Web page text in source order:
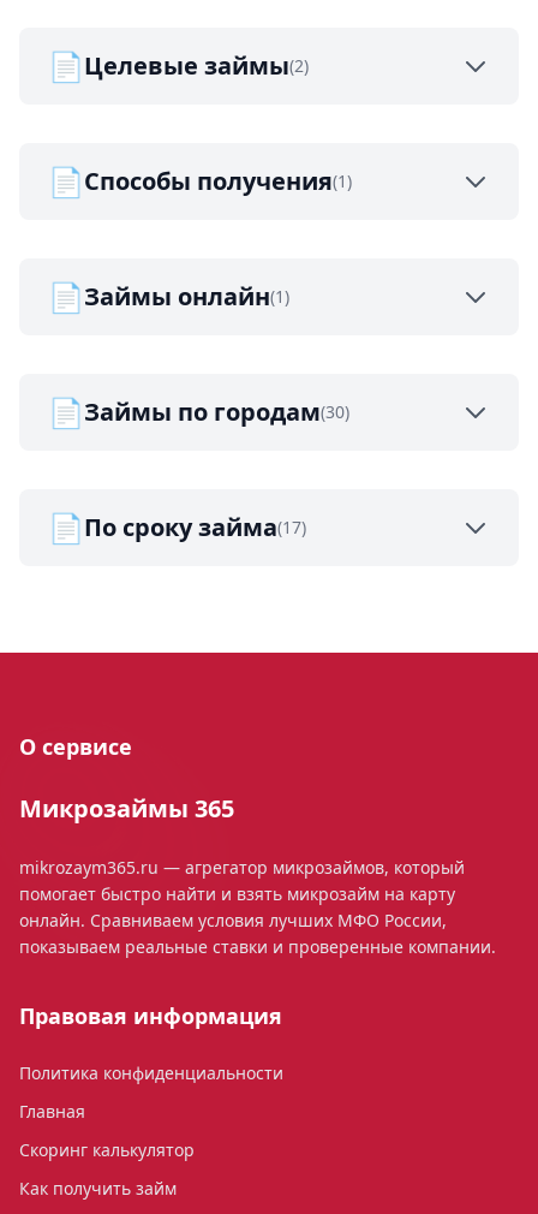
📄Целевые займы(2)
📄Способы получения(1)
📄Займы онлайн(1)
📄Займы по городам(30)
📄По сроку займа(17)
О сервисе
Микрозаймы 365
mikrozaym365.ru — агрегатор микрозаймов, который
помогает быстро найти и взять микрозайм на карту
онлайн. Сравниваем условия лучших МФО России,
показываем реальные ставки и проверенные компании.
Правовая информация
Политика конфиденциальности
Главная
Скоринг калькулятор
Как получить займ